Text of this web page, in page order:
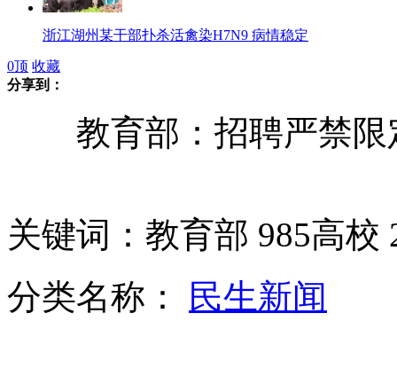
浙江湖州某干部扑杀活禽染H7N9 病情稳定
金银花入预防H7N9禽流感中药方一度被抢购
胡德平：把父亲思想整理出来是对他最好的纪念
6中国演员将加盟<变形金刚4>
0顶 收藏
分享到：
教育部：招聘严禁限
关键词：教育部 985高校
分类名称：
民生新闻